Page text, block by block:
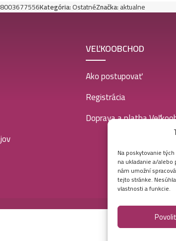
Na poskytovanie
na ukladanie a/
nám umožní
tejto stránke.
vlastnosti a funkcie.
Kategória:OstatnéZnačka:aktualne
VEĽKOOBCHOD
Ako postupovať
Registrácia
Doprava a platba